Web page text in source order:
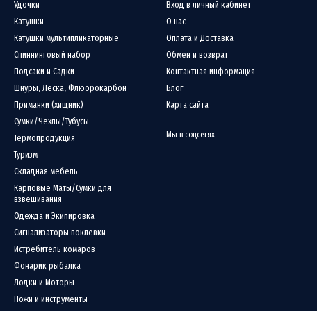
направляющие кольца с минимальным трением, балансировка
для использования с микро-джигами, вращающимися блеснами и
Модели Combat Stick отличаются высокой мощностью и
материалы и передовые технологии. Inspirare рассчитаны на
инструмент высокого качества, но и уверенность в каждом забросе. Эти
поможет достичь новых высот в этом увлекательном хобби.
Удочки
Катушки
Катушки мультипликаторные
Спиннинговый набор
Подсаки и Садки
Шнуры, Леска, Флюорокарбон
Приманки (хищник)
Сумки/Чехлы/Тубусы
Термопродукция
Туризм
Складная мебель
Карповые Маты/Сумки для
взвешивания
Одежда и Экипировка
Сигнализаторы поклевки
Истребитель комаров
Фонарик рыбалка
Лодки и Моторы
Ножи и инструменты
Вход в личный кабинет
О нас
Оплата и Доставка
Обмен и возврат
Контактная информация
Блог
Карта сайта
Мы в соцсетях